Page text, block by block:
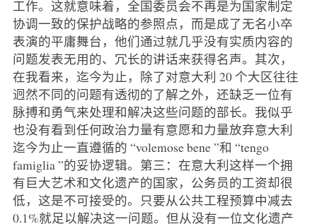
工作。这就意味着，全国委员会不再是为国家制定
协调一致的保护战略的参照点，而是成了无名小卒
表演的平庸舞台，他们通过就几乎没有实质内容的
问题发表无用的、冗长的讲话来获得名声。其次，
在我看来，迄今为止，除了对意大利 20 个大区往往
迥然不同的问题有透彻的了解之外，还缺乏一位有
脉搏和勇气来处理和解决这些问题的部长。我似乎
也没有看到任何政治力量有意愿和力量放弃意大利
迄今为止一直遵循的 “volemose bene ”和 “tengo
famiglia ”的妥协逻辑。第三：在意大利这样一个拥
有巨大艺术和文化遗产的国家，公务员的工资却很
低，这是不可接受的。只要从公共工程预算中减去
0.1%就足以解决这一问题。但从没有一位文化遗产